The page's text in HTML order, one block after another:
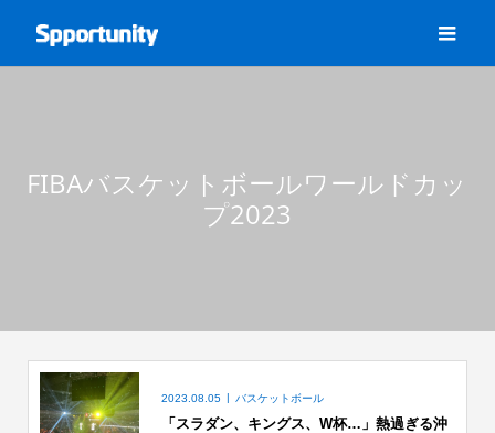
FIBAバスケットボールワールドカッ
プ2023
2023.08.05 バスケットボール
「スラダン、キングス、W杯…」熱過ぎる沖